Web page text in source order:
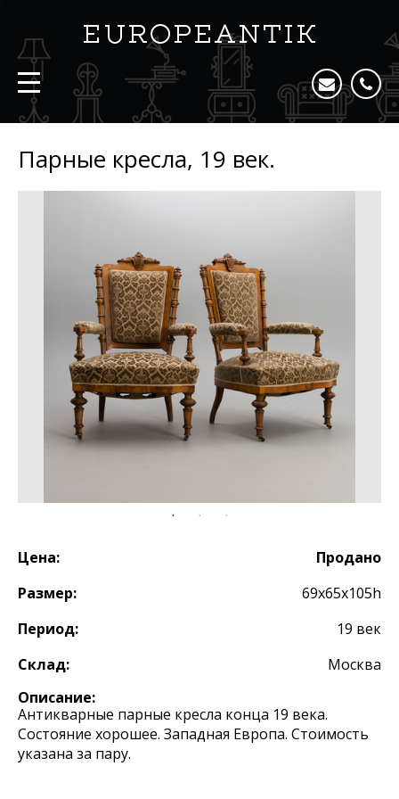
Парные кресла, 19 век.
Цена:
Продано
Размер:
69x65x105h
Период:
19 век
Склад:
Москва
Описание:
Антикварные парные кресла конца 19 века.
Состояние хорошее. Западная Европа. Стоимость
указана за пару.